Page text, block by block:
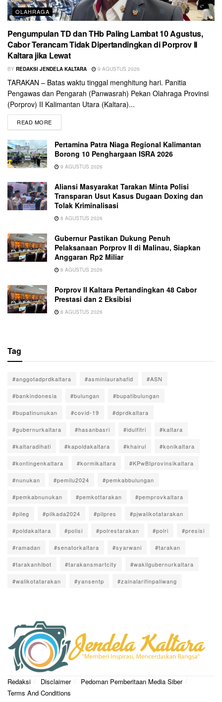
OLAHRAGA
Pengumpulan TD dan THb Paling Lambat 10 Agustus,
Cabor Terancam Tidak Dipertandingkan di Porprov II
Kaltara jika Lewat
BY REDAKSI JENDELA KALTARA 9 AGUSTUS 2026
TARAKAN – Batas waktu tinggal menghitung hari. Panitia
Pengawas dan Pengarah (Panwasrah) Pekan Olahraga Provinsi
(Porprov) II Kalimantan Utara (Kaltara)...
READ MORE
Pertamina Patra Niaga Regional Kalimantan
Borong 10 Penghargaan ISRA 2026
9 AGUSTUS 2026
Aliansi Masyarakat Tarakan Minta Polisi
Transparan Usut Kasus Dugaan Doxing dan
Tolak Kriminalisasi
8 AGUSTUS 2026
Gubernur Pastikan Dukung Penuh
Pelaksanaan Porprov II di Malinau, Siapkan
Anggaran Rp2 Miliar
8 AGUSTUS 2026
Porprov II Kaltara Pertandingkan 48 Cabor
Prestasi dan 2 Eksibisi
8 AGUSTUS 2026
Tag
#anggotadprdkaltara #asminlaurahafid #ASN
#bankindonesia #bulungan #bupatibulungan
#bupatinunukan #covid-19 #dprdkaltara
#gubernurkaltara #hasanbasri #idulfitri #kaltara
#kaltaradihati #kapoldakaltara #khairul #konikaltara
#kontingenkaltara #kormikaltara #KPwBIprovinsikaltara
#nunukan #pemilu2024 #pemkabbulungan
#pemkabnunukan #pemkottarakan #pemprovkaltara
#pileg #pilkada2024 #pilpres #pjwalikotatarakan
#poldakaltara #polisi #polrestarakan #polri #presisi
#ramadan #senatorkaltara #syarwani #tarakan
#tarakanhibot #tarakansmartcity #wakilgubernurkaltara
#walikotatarakan #yansentp #zainalarifinpaliwang
Redaksi Disclaimer
Pedoman Pemberitaan Media Siber
Terms And Conditions